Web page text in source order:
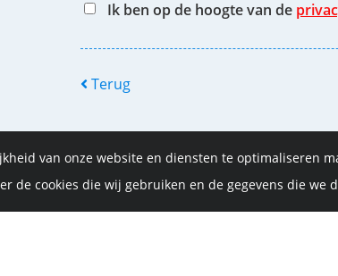
Ik ben op de hoogte van de
Terug
De Vrijthof-Vrijthof
van onze website en diensten te optimaliseren
de cookies die wij gebruiken en de gegevens die we